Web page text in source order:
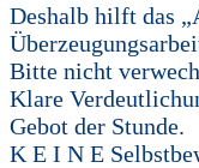
Deshalb hilft das
Bitte nicht
Klare
Gebot der Stunde.
K E I N E